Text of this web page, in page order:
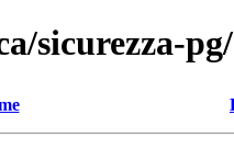
sicurezza-